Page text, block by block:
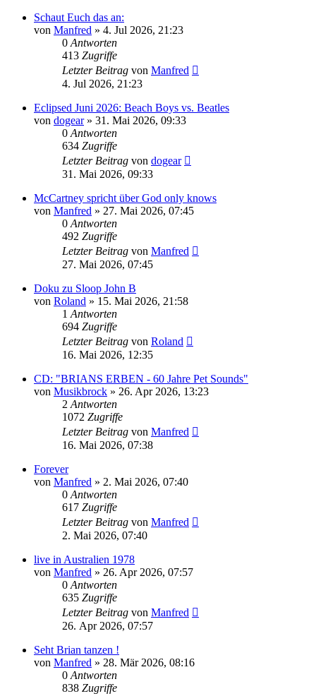
Schaut Euch das an:
von Manfred » 4. Jul 2026, 21:23
0 Antworten
413 Zugriffe
Letzter Beitrag von Manfred
4. Jul 2026, 21:23
Eclipsed Juni 2026: Beach Boys vs. Beatles
von dogear» 31. Mai 2026, 09:33
0 Antworten
634 Zugriffe
Letzter Beitrag von dogear
31. Mai 2026, 09:33
McCartney spricht über God only knows
von Manfred » 27. Mai 2026, 07:45
0 Antworten
492 Zugriffe
Letzter Beitrag von Manfred
27. Mai 2026, 07:45
Doku zu Sloop John B
von Roland » 15. Mai 2026, 21:58
1 Antworten
694 Zugriffe
Letzter Beitrag von Roland
16. Mai 2026, 12:35
CD: "BRIANS ERBEN - 60 Jahre Pet Sounds"
von Musikbrock » 26. Apr 2026, 13:23
2 Antworten
1072 Zugriffe
Letzter Beitrag von Manfred
16. Mai 2026, 07:38
Forever
von Manfred » 2. Mai 2026, 07:40
0 Antworten
617 Zugriffe
Letzter Beitrag von Manfred
2. Mai 2026, 07:40
live in Australien 1978
von Manfred » 26. Apr 2026, 07:57
0 Antworten
635 Zugriffe
Letzter Beitrag von Manfred
26. Apr 2026, 07:57
Seht Brian tanzen !
von Manfred » 28. Mär 2026, 08:16
0 Antworten
838 Zugriffe